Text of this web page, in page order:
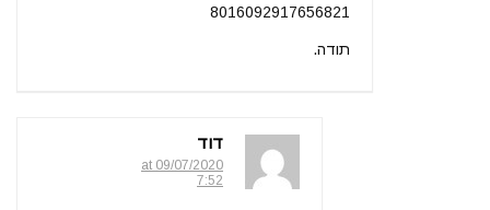
8016092917656821
תודה.
דוד
09/07/2020 at
7:52